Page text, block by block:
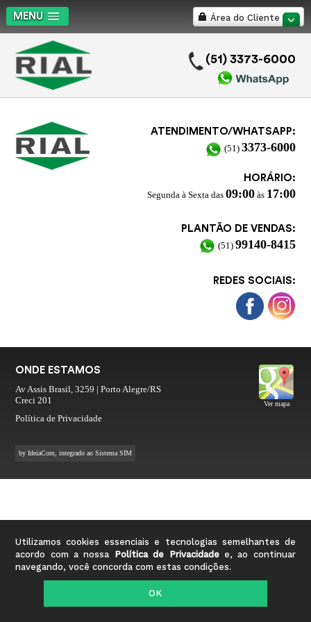
Utilizamos cookies essenciais e tecnologias semelhantes de
acordo com a nossa Política de Privacidadee, ao continuar
navegando, você concorda com estas condições.
OK
MENU
Área do Cliente
.
(51) 3373-6000
ATENDIMENTO/WHATSAPP:
(51) 3373-6000
HORÁRIO:
Segunda à Sexta das 09:00às 17:00
PLANTÃO DE VENDAS:
(51) 99140-8415
REDES SOCIAIS:
ONDE ESTAMOS
Av Assis Brasil, 3259 | Porto Alegre/RS
Creci 201
Política de Privacidade
Ver mapa
byIdeiaCom , integrado aoSistema SIM